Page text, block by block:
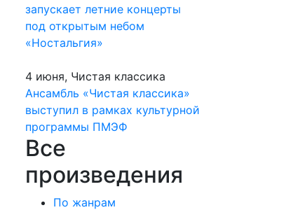
запускает летние концерты
под открытым небом
«Ностальгия»
4 июня, Чистая классика
Ансамбль «Чистая классика»
выступил в рамках культурной
программы ПМЭФ
Все
произведения
По жанрам